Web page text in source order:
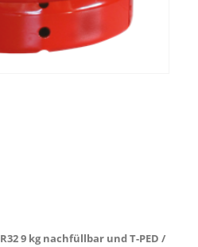
R32 9 kg nachfüllbar und T-PED /